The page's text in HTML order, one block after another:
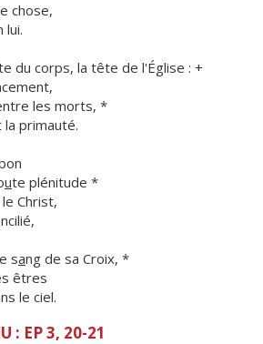
chose,
lui.
du corps, la tête de l'Église : +
les morts, *
la primauté.
ute plénitude *
Christ,
sang de sa Croix, *
êtres
le ciel.
: EP 3, 20-21